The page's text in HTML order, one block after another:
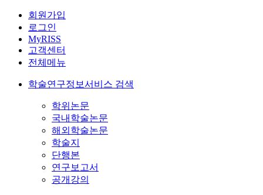
회원가입
로그인
MyRISS
고객센터
전체메뉴
학술연구정보서비스 검색
학위논문
국내학술논문
해외학술논문
학술지
단행본
연구보고서
공개강의